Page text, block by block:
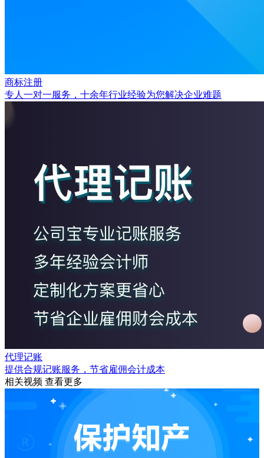
商标注册
专人一对一服务，十余年行业经验为您解决企业难题
代理记账
提供合规记账服务，节省雇佣会计成本
相关视频 查看更多